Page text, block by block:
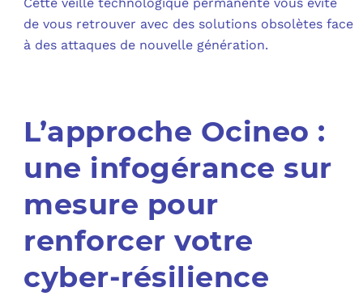
Cette veille technologique permanente vous évite
de vous retrouver avec des solutions obsolètes face
à des attaques de nouvelle génération.
L’approche Ocineo :
une infogérance sur
mesure pour
renforcer votre
cyber-résilience